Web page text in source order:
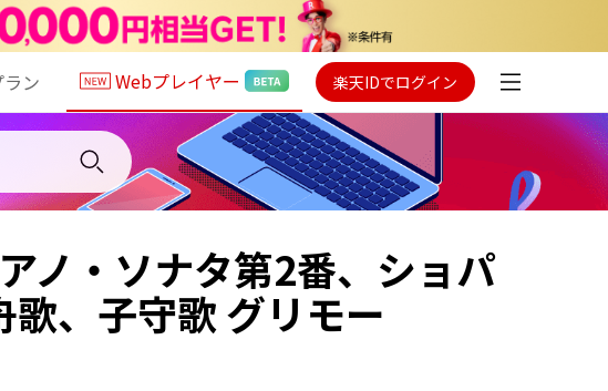
ン Webプレイヤー 楽天IDでログイン
ノ・ソナタ第2番、ショパ
、子守歌 グリモー